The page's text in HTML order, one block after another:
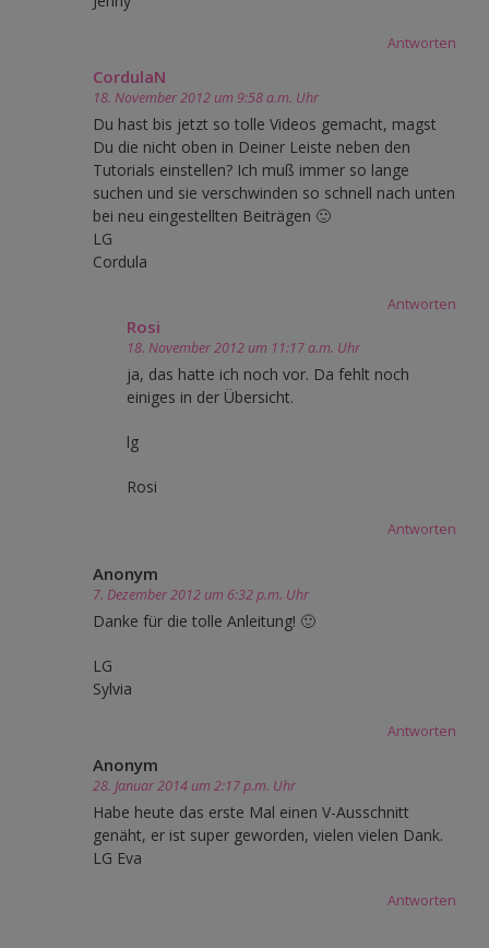
Antworten
CordulaN
18. November 2012 um 9:58 a.m. Uhr
Du hast bis jetzt so tolle Videos gemacht, magst
Du die nicht oben in Deiner Leiste neben den
Tutorials einstellen? Ich muß immer so lange
suchen und sie verschwinden so schnell nach unten
bei neu eingestellten Beiträgen 🙂
LG
Cordula
Antworten
Rosi
18. November 2012 um 11:17 a.m. Uhr
ja, das hatte ich noch vor. Da fehlt noch
einiges in der Übersicht.
lg
Rosi
Antworten
Anonym
7. Dezember 2012 um 6:32 p.m. Uhr
Danke für die tolle Anleitung! 🙂
LG
Sylvia
Antworten
Anonym
28. Januar 2014 um 2:17 p.m. Uhr
Habe heute das erste Mal einen V-Ausschnitt
genäht, er ist super geworden, vielen vielen Dank.
LG Eva
Antworten